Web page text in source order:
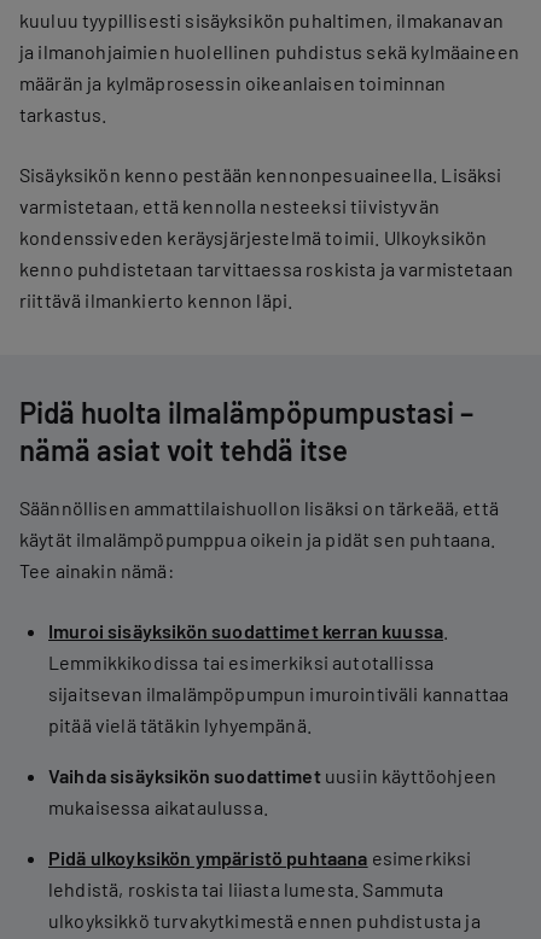
kuuluu tyypillisesti sisäyksikön puhaltimen, ​​ilmakanavan
ja ilmanohjaimien huolellinen puhdistus sekä kylmäaineen
määrän ja kylmäprosessin oikeanlaisen toiminnan
tarkastus.
Sisäyksikön kenno pestään kennonpesuaineella. Lisäksi
varmistetaan, että kennolla nesteeksi tiivistyvän
kondenssiveden keräysjärjestelmä toimii. Ulkoyksikön
kenno puhdistetaan tarvittaessa roskista ja varmistetaan
riittävä ilmankierto kennon läpi.
Pidä huolta ilmalämpöpumpustasi –
nämä asiat voit tehdä itse
Säännöllisen ammattilaishuollon lisäksi on tärkeää, että
käytät ilmalämpöpumppua oikein ja pidät sen puhtaana.
Tee ainakin nämä:
Imuroi sisäyksikön suodattimet kerran kuussa
Lemmikkikodissa tai esimerkiksi autotallissa
sijaitsevan ilmalämpöpumpun imurointiväli kannattaa
pitää vielä tätäkin lyhyempänä.
Vaihda sisäyksikön suodattimetuusiin käyttöohjeen
mukaisessa aikataulussa.
Pidä ulkoyksikön ympäristö puhtaana esimerkiksi
lehdistä, roskista tai liiasta lumesta. Sammuta
ulkoyksikkö turvakytkimestä ennen puhdistusta ja